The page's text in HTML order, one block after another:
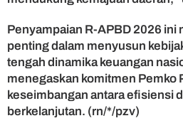
Penyampaian R-APBD 2026 ini
penting dalam menyusun
tengah dinamika keuangan
menegaskan komitmen Pemko
keseimbangan antara efisiensi
berkelanjutan. (rn/*/pzv)